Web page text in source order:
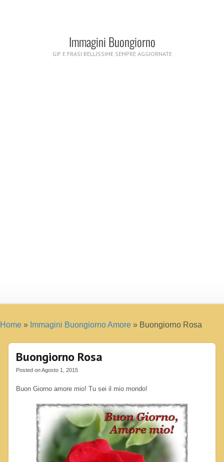
Immagini Buongiorno
GIF E FRASI BELLISSIME SEMPRE AGGIORNATE
Home » Immagini Buongiorno Amore » Buongiorno Rosa
Buongiorno Rosa
Posted on Agosto 1, 2015
Buon Giorno amore mio! Tu sei il mio mondo!